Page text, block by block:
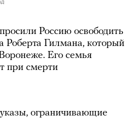
Россию освободить
Роберта Гилмана, который
Его семья
при смерти
ограничивающие